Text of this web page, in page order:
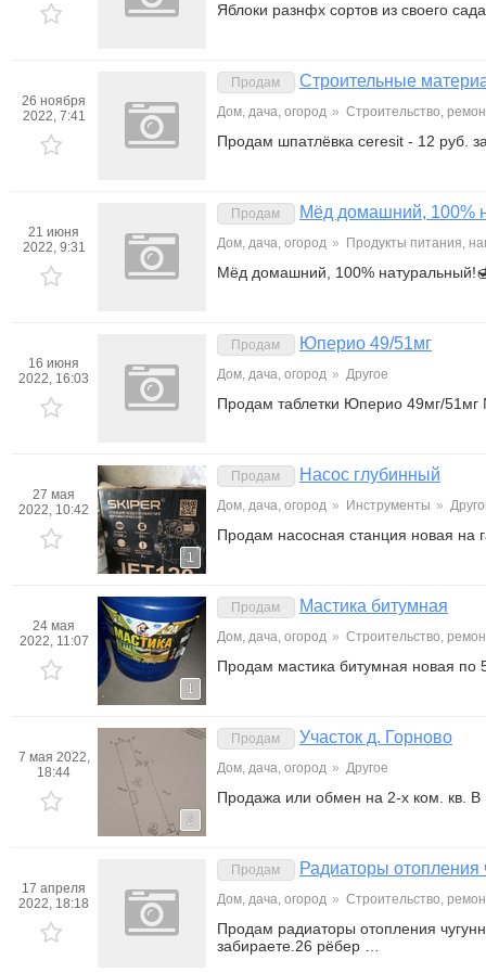
Яблоки разнфх сортов из своего
26 ноября
2022, 7:41
Продам Строительные
Дом, дача, огород » Строительство,
Продам шпатлёвка ceresit - 12 руб.
21 июня
2022, 9:31
Продам Мёд домашний, 100%
Дом, дача, огород » Продукты питания,
Мёд домашний, 100%
16 июня
2022, 16:03
Продам Юперио 49/51мг
Дом, дача, огород » Другое
Продам таблетки Юперио 49мг/
27 мая
2022, 10:42
1
Продам Насос глубинный
Дом, дача, огород » Инструменты »
Продам насосная станция новая на
24 мая
2022, 11:07
1
Продам Мастика битумная
Дом, дача, огород » Строительство,
Продам мастика битумная новая по
7 мая 2022,
18:44
2
Продам Участок д. Горново
Дом, дача, огород » Другое
Продажа или обмен на 2-х ком. кв.
17 апреля
2022, 18:18
Продам Радиаторы отопления
Дом, дача, огород » Строительство,
Продам радиаторы отопления
забираете.26 рёбер …